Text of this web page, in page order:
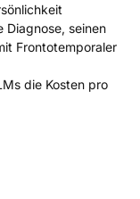
Diagnose, seinen
Frontotemporaler
die Kosten pro